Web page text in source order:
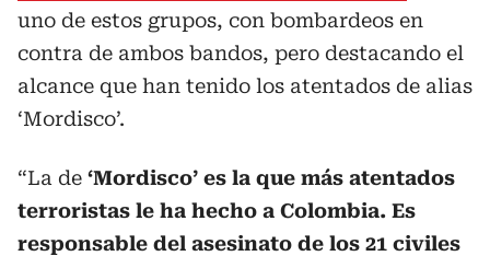
uno de estos grupos, con bombardeos en
contra de ambos bandos, pero destacando el
alcance que han tenido los atentados de alias
‘Mordisco’.
“La de ‘Mordisco’ es la que más atentados
terroristas le ha hecho a Colombia. Es
responsable del asesinato de los 21 civiles